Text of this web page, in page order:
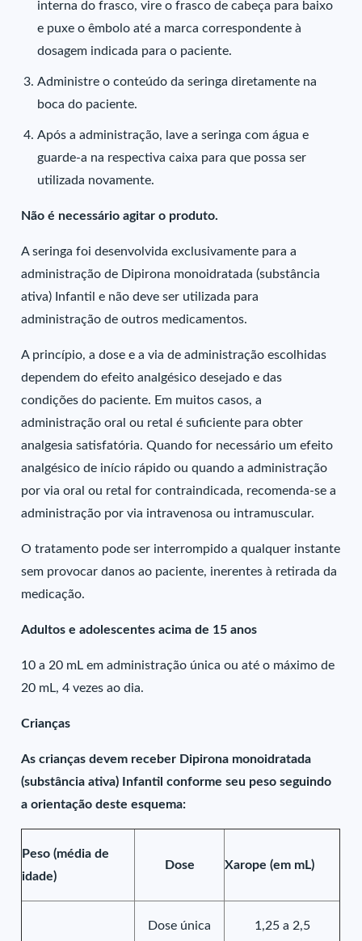
interna do frasco, vire o frasco de cabeça para baixo
e puxe o êmbolo até a marca correspondente à
dosagem indicada para o paciente.
Administre o conteúdo da seringa diretamente na
boca do paciente.
Após a administração, lave a seringa com água e
guarde-a na respectiva caixa para que possa ser
utilizada novamente.
Não é necessário agitar o produto.
A seringa foi desenvolvida exclusivamente para a
administração de Dipirona monoidratada (substância
ativa) Infantil e não deve ser utilizada para
administração de outros medicamentos.
A princípio, a dose e a via de administração escolhidas
dependem do efeito analgésico desejado e das
condições do paciente. Em muitos casos, a
administração oral ou retal é suficiente para obter
analgesia satisfatória. Quando for necessário um efeito
analgésico de início rápido ou quando a administração
por via oral ou retal for contraindicada, recomenda-se a
administração por via intravenosa ou intramuscular.
O tratamento pode ser interrompido a qualquer instante
sem provocar danos ao paciente, inerentes à retirada da
medicação.
Adultos e adolescentes acima de 15 anos
10 a 20 mL em administração única ou até o máximo de
20 mL, 4 vezes ao dia.
Crianças
As crianças devem receber Dipirona monoidratada
(substância ativa) Infantil conforme seu peso seguindo
a orientação deste esquema:
Peso (média de
idade)
Dose Xarope (em mL)
Dose única 1,25 a 2,5